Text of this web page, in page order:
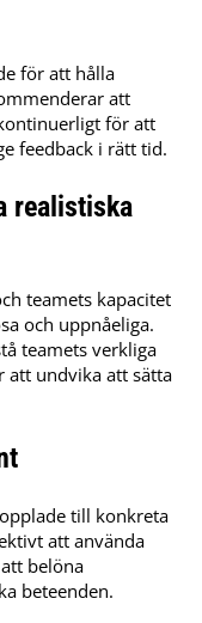
för att hålla
att
för att
feedback i rätt tid.
realistiska
teamets kapacitet
och uppnåeliga.
teamets verkliga
att undvika att sätta
till konkreta
att använda
belöna
beteenden.